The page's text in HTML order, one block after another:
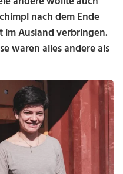
nach dem Ende
im Ausland verbringen.
waren alles andere als